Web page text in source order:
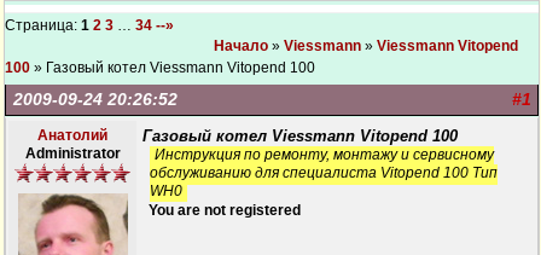
Страница: 1 2 3 … 34 --»
Начало » Viessmann » Viessmann Vitopend
100 » Газовый котел Viessmann Vitopend 100
#1
2009-09-24 20:26:52
Анатолий
Administrator
Газовый котел Viessmann Vitopend 100
Инструкция по ремонту, монтажу и сервисному
обслуживанию для специалиста Vitopend 100 Тип
WH0
You are not registered